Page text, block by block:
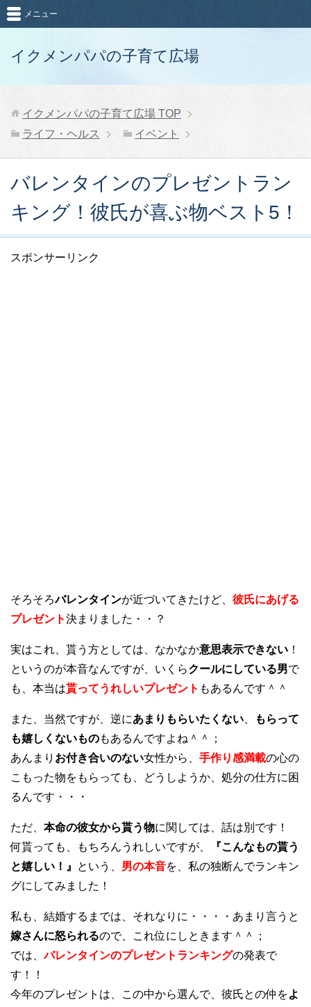
イクメンパパの子育て広場
メニュー
イクメンパパの子育て広場 TOP
ライフ・ヘルス
イベント
バレンタインのプレゼントラン
キング！彼氏が喜ぶ物ベスト5！
スポンサーリンク
そろそろバレンタインが近づいてきたけど、 彼氏にあげる
プレゼント決まりました・・？
実はこれ、貰う方としては、なかなか意思表示できない ！
というのが本音なんですが、いくらクールにしている男で
も、本当は貰ってうれしいプレゼント もあるんです＾＾
また、当然ですが、逆にあまりもらいたくない
もらって
も嬉しくないものもあるんですよね＾＾；
あんまり お付き合いのない女性から、 手作り感満載の心の
こもった物をもらっても、どうしようか、処分の仕方に困
るんです・・・
ただ、 本命の彼女から貰う物に関しては、話は別です！
何貰っても、もちろんうれしいですが、
『こんなもの貰う
と嬉しい！』
という、 男の本音を、私の独断んでランキン
グにしてみました！
私も、結婚するまでは、それなりに・・・・あまり言うと
嫁さんに怒られるので、これ位にしときます＾＾；
では、バレンタインのプレゼントランキングの発表で
す！！
今年のプレゼントは、この中から選んで、彼氏との仲をよ